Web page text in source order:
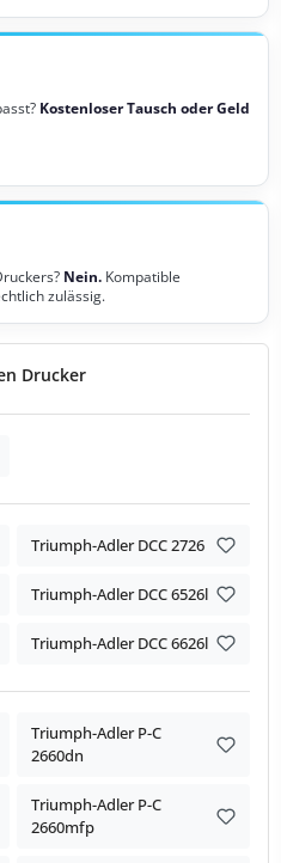
Kostenloser Tausch oder Geld
Nein. Kompatible
zulässig.
Drucker
Triumph-Adler DCC 2726
Triumph-Adler DCC 6526l
Triumph-Adler DCC 6626l
Triumph-Adler P-C
2660dn
Triumph-Adler P-C
2660mfp